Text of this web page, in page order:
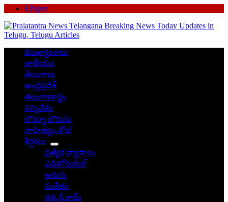
EPaper
ముఖ్యాంశాలు
జాతీయం
తెలంగాణ
ఆంధ్రప్రదేశ్
తెలంగాణార్థం
సన్నివేశం
బొమ్మా బొరుసు
సాహిత్యం-శోభ
శీర్షికలు
ప్రత్యేక వ్యాసాలు
ఎడిటోరియల్
అరుగు
సంకేతం
దక్కన్.కామ్